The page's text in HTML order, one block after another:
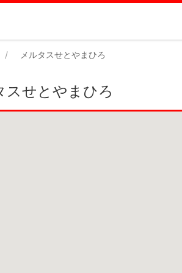
メルタスせとやまひろ
スせとやまひろ